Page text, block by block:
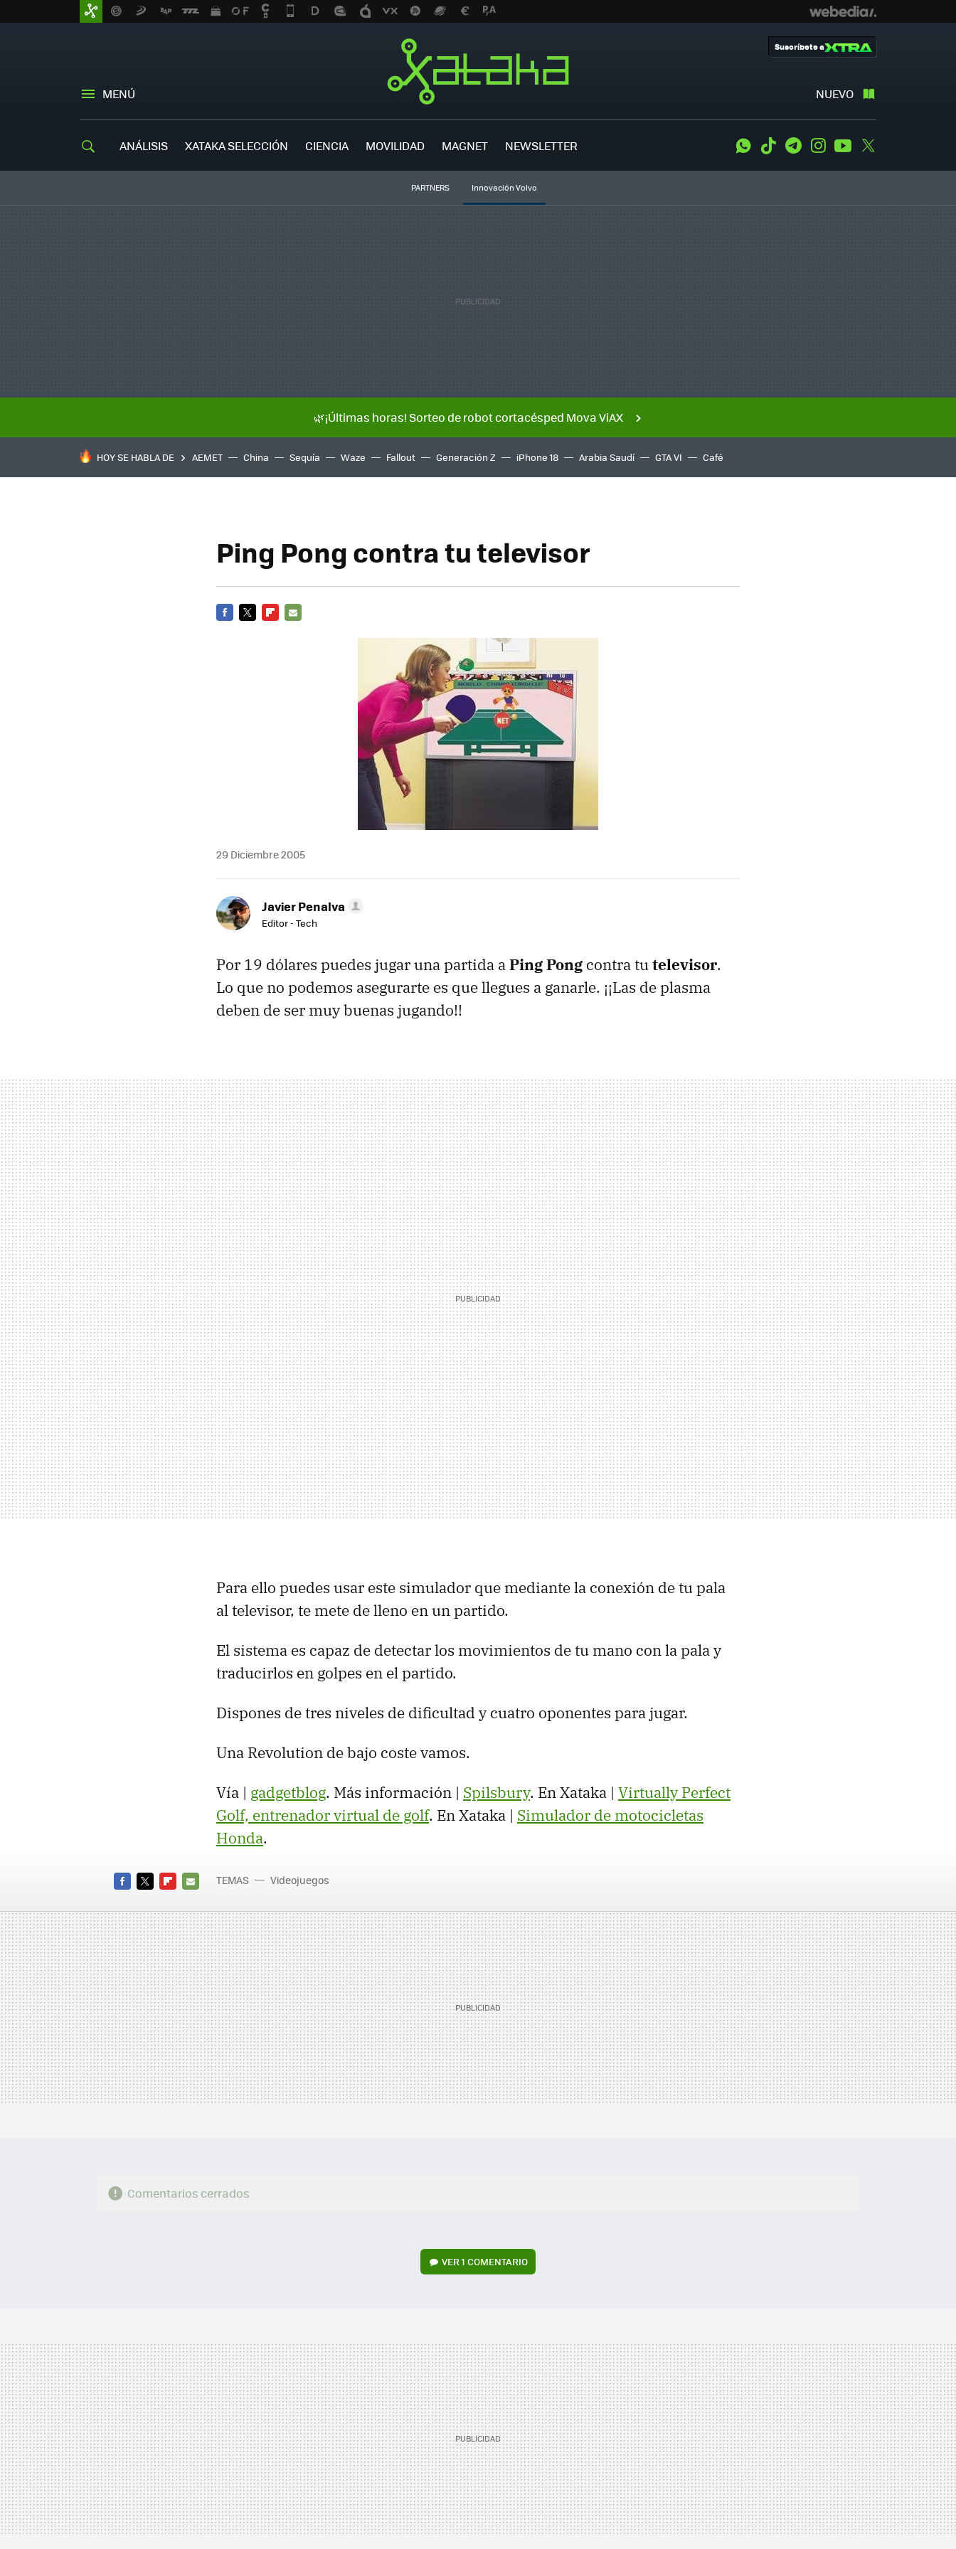
MENÚ NUEVO
Suscríbete a
ANÁLISIS XATAKA SELECCIÓN CIENCIA MOVILIDAD MAGNET NEWSLETTER WhatsApp
Tiktok TelegramInstagramYoutube
PARTNERS Innovación Volvo
🌿¡Últimas horas! Sorteo de robot cortacésped Mova ViAX
HOY SE HABLA DE AEMET China Sequía Waze Fallout Generación Z iPhone 18 Arabia Saudí GTA VI Café
Ping Pong contra tu televisor
29 Diciembre 2005
Javier Penalva
Editor - Tech
Por 19 dólares puedes jugar una partida aPing Pong contra tutelevisor.
Lo que no podemos asegurarte es que llegues a ganarle. ¡¡Las de plasma
deben de ser muy buenas jugando!!
Para ello puedes usar este simulador que mediante la conexión de tu pala
al televisor, te mete de lleno en un partido.
El sistema es capaz de detectar los movimientos de tu mano con la pala y
traducirlos en golpes en el partido.
Dispones de tres niveles de dificultad y cuatro oponentes para jugar.
Una Revolution de bajo coste vamos.
Vía | gadgetblog. Más información | Spilsbury. En Xataka | Virtually Perfect
Golf, entrenador virtual de golf. En Xataka | Simulador de motocicletas
Honda.
MAIL
TEMAS Videojuegos
Comentarios cerrados
VER1 COMENTARIO